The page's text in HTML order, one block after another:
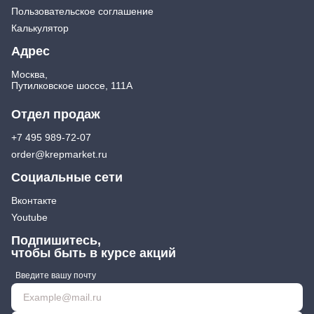
Экстракторы
Заклепочники
Стремянки
Стенды, Панели, Полки
Ящики, Кейсы, Органайзеры
Сумки для инструмента
Средства индивидуальной защиты
Защита рук
Защита глаз, Головы
Плащи и дождевики
Бытовая химия
Освежители воздуха и ароматизаторы
Средства для стирки и ухода за бельем
Пользовательское соглашение
Калькулятор
Адрес
Москва,
Путилковское шоссе, 111А
Отдел продаж
+7 495 989-72-07
order@krepmarket.ru
Социальные сети
Вконтакте
Youtube
Подпишитесь,
чтобы быть в курсе акций
Введите вашу почту